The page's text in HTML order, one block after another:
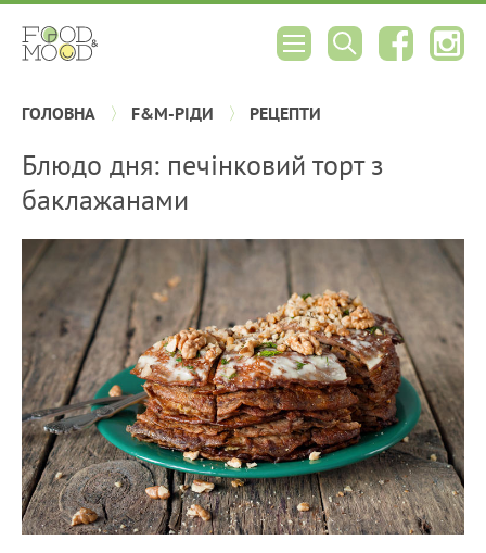
ГОЛОВНА F&M-РІДИ РЕЦЕПТИ
Блюдо дня: печінковий торт з
баклажанами